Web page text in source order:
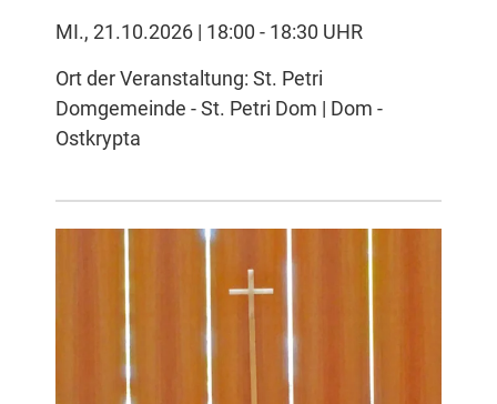
MI., 21.10.2026 | 18:00 - 18:30 UHR
Ort der Veranstaltung: St. Petri
Domgemeinde - St. Petri Dom | Dom -
Ostkrypta